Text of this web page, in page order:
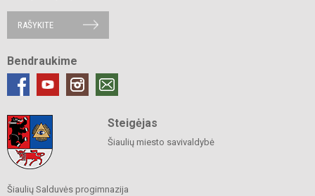
RAŠYKITE
Bendraukime
Steigėjas
Šiaulių miesto savivaldybė
Šiaulių Salduvės progimnazija